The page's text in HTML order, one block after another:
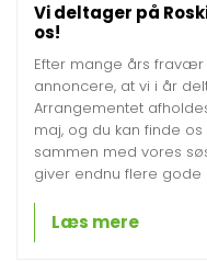
Vi deltager på
os!
Efter mange års
annoncere, at vi i år
Arrangementet
maj, og du kan finde
sammen med vores
giver endnu flere gode
Læs mere